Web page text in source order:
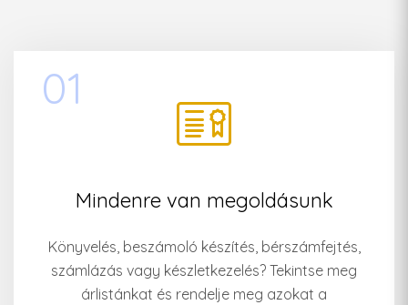
01
Mindenre van megoldásunk
Könyvelés, beszámoló készítés, bérszámfejtés,
számlázás vagy készletkezelés? Tekintse meg
árlistánkat és rendelje meg azokat a